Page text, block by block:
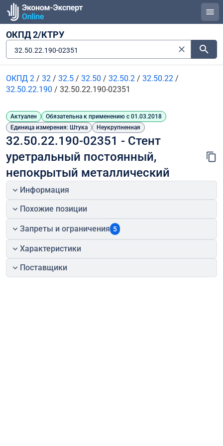
ОКПД 2/КТРУ
32.50.22.190-02351
ОКПД 2 / 32 / 32.5 / 32.50 / 32.50.2 / 32.50.22 /
32.50.22.190 / 32.50.22.190-02351
Актуален
Обязательна к применению с 01.03.2018
Единица измерения: Штука
Неукрупненная
32.50.22.190-02351 - Стент
уретральный постоянный,
непокрытый металлический
Информация
Похожие позиции
Запреты и ограничения 5
Характеристики
Поставщики